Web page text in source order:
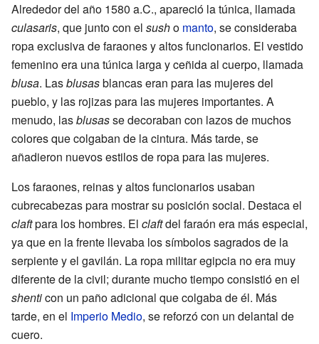
Alrededor del año 1580 a.C., apareció la túnica, llamada
culasaris, que junto con el susho manto, se consideraba
ropa exclusiva de faraones y altos funcionarios. El vestido
femenino era una túnica larga y ceñida al cuerpo, llamada
blusa. Lasblusasblancas eran para las mujeres del
pueblo, y las rojizas para las mujeres importantes. A
menudo, lasblusasse decoraban con lazos de muchos
colores que colgaban de la cintura. Más tarde, se
añadieron nuevos estilos de ropa para las mujeres.
Los faraones, reinas y altos funcionarios usaban
cubrecabezas para mostrar su posición social. Destaca el
claftpara los hombres. El claftdel faraón era más especial,
ya que en la frente llevaba los símbolos sagrados de la
serpiente y el gavilán. La ropa militar egipcia no era muy
diferente de la civil; durante mucho tiempo consistió en el
shenticon un paño adicional que colgaba de él. Más
tarde, en el Imperio Medio, se reforzó con un delantal de
cuero.